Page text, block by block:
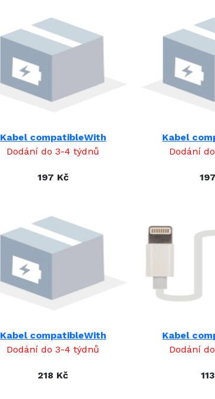
Kabel compatibleWith
Dodání do 3-4 týdnů
197 Kč
Kabel
Dodání
Kabel compatibleWith
Dodání do 3-4 týdnů
218 Kč
Kabel
Dodání